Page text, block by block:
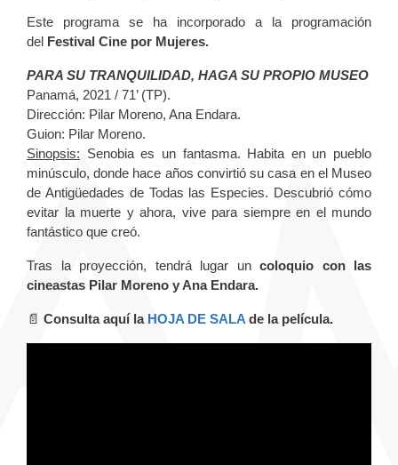
Este programa se ha incorporado a la programación
del Festival Cine por Mujeres.
PARA SU TRANQUILIDAD, HAGA SU PROPIO MUSEO
Panamá, 2021 / 71’ (TP).
Dirección: Pilar Moreno, Ana Endara.
Guion: Pilar Moreno.
Sinopsis: Senobia es un fantasma. Habita en un pueblo
minúsculo, donde hace años convirtió su casa en el Museo
de Antigüedades de Todas las Especies. Descubrió cómo
evitar la muerte y ahora, vive para siempre en el mundo
fantástico que creó.
Tras la proyección, tendrá lugar un coloquio con las
cineastas Pilar Moreno y Ana Endara.
📄 Consulta aquí la HOJA DE SALA de la película.